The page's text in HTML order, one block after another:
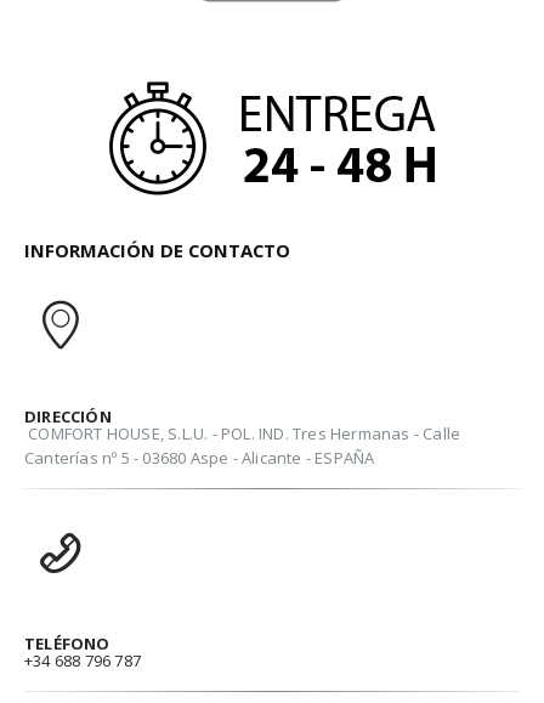
INFORMACIÓN DE CONTACTO
DIRECCIÓN
COMFORT HOUSE, S.L.U. - POL. IND. Tres Hermanas - Calle
Canterías nº 5 - 03680 Aspe - Alicante - ESPAÑA
TELÉFONO
+34 688 796 787